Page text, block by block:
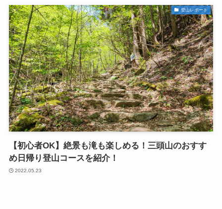
登山レポート
【初心者OK】絶景も滝も楽しめる！三頭山のおすす
め日帰り登山コースを紹介！
2022.05.23